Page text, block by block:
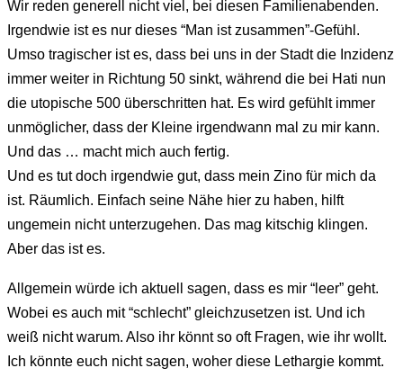
Wir reden generell nicht viel, bei diesen Familienabenden.
Irgendwie ist es nur dieses “Man ist zusammen”-Gefühl.
Umso tragischer ist es, dass bei uns in der Stadt die Inzidenz
immer weiter in Richtung 50 sinkt, während die bei Hati nun
die utopische 500 überschritten hat. Es wird gefühlt immer
unmöglicher, dass der Kleine irgendwann mal zu mir kann.
Und das … macht mich auch fertig.
Und es tut doch irgendwie gut, dass mein Zino für mich da
ist. Räumlich. Einfach seine Nähe hier zu haben, hilft
ungemein nicht unterzugehen. Das mag kitschig klingen.
Aber das ist es.
Allgemein würde ich aktuell sagen, dass es mir “leer” geht.
Wobei es auch mit “schlecht” gleichzusetzen ist. Und ich
weiß nicht warum. Also ihr könnt so oft Fragen, wie ihr wollt.
Ich könnte euch nicht sagen, woher diese Lethargie kommt.